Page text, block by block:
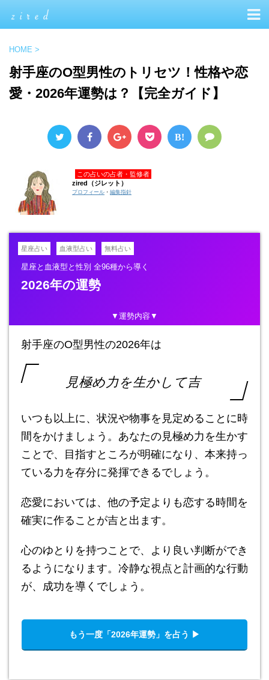
HOME >
射手座のO型男性のトリセツ！性格や恋
愛・2026年運勢は？【完全ガイド】
B!
この占いの占者・監修者
zired（ジレット）
プロフィール ・ 編集指針
星座占い 血液型占い 無料占い
星座と血液型と性別 全96種から導く
2026年の運勢
▼運勢内容▼
射手座のO型男性の2026年は
見極め力を生かして吉
いつも以上に、状況や物事を見定めることに時
間をかけましょう。あなたの見極め力を生かす
ことで、目指すところが明確になり、本来持っ
ている力を存分に発揮できるでしょう。
恋愛においては、他の予定よりも恋する時間を
確実に作ることが吉と出ます。
心のゆとりを持つことで、より良い判断ができ
るようになります。冷静な視点と計画的な行動
が、成功を導くでしょう。
もう一度「2026年運勢」を占う ▶︎